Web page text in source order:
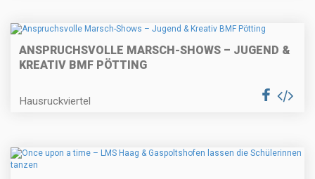
ANSPRUCHSVOLLE MARSCH-SHOWS – JUGEND &
KREATIV BMF PÖTTING
Hausruckviertel